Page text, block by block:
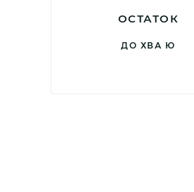
ОСТАТОК
ДО ХВА Ю